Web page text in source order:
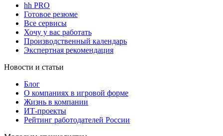
hh PRO
Готовое резюме
Все сервисы
Хочу у вас работать
Производственный календарь
Экспертная рекомендация
Новости и статьи
Блог
О компаниях в игровой форме
Жизнь в компании
ИТ-проекты
Рейтинг работодателей России